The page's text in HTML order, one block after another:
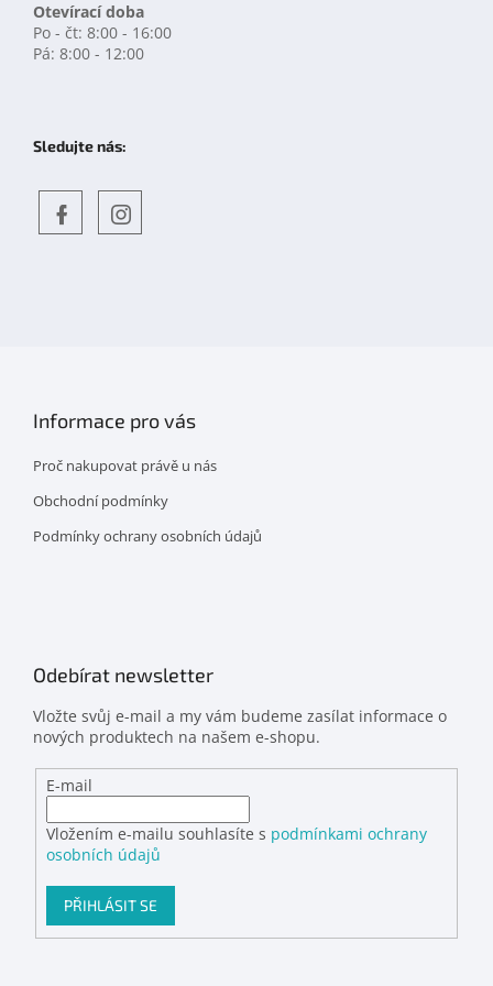
Otevírací doba
Po - čt: 8:00 - 16:00
Pá: 8:00 - 12:00
Sledujte nás:
Informace pro vás
Proč nakupovat právě u nás
Obchodní podmínky
Podmínky ochrany osobních údajů
Odebírat newsletter
Vložte svůj e-mail a my vám budeme zasílat informace o
nových produktech na našem e-shopu.
E-mail
Vložením e-mailu souhlasíte s podmínkami ochrany
osobních údajů
PŘIHLÁSIT SE